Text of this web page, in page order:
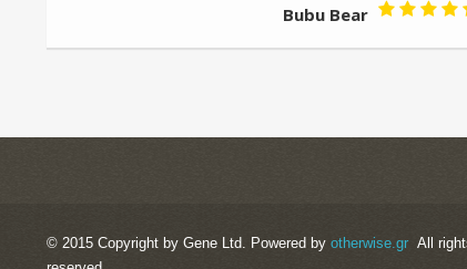
Bubu Bear
© 2015 Copyright by Gene Ltd. Powered by otherwise.gr All